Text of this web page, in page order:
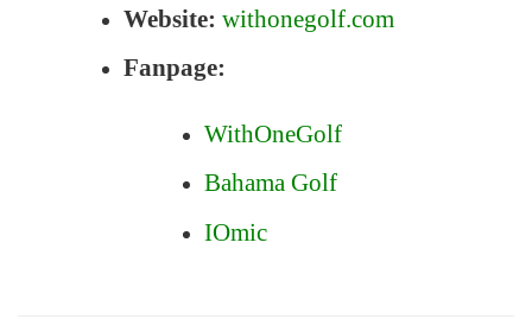
Website: withonegolf.com
Fanpage:
WithOneGolf
Bahama Golf
IOmic